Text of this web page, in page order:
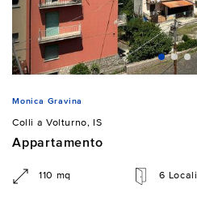
Monica Gravina
Colli a Volturno, IS
Appartamento
110 mq 6 Locali